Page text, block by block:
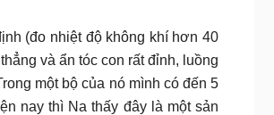
(đo nhiệt độ không khí hơn 40
và ẩn tóc con rất đỉnh, luồng
một bộ của nó mình có đến 5
nay thì Na thấy đây là một sản